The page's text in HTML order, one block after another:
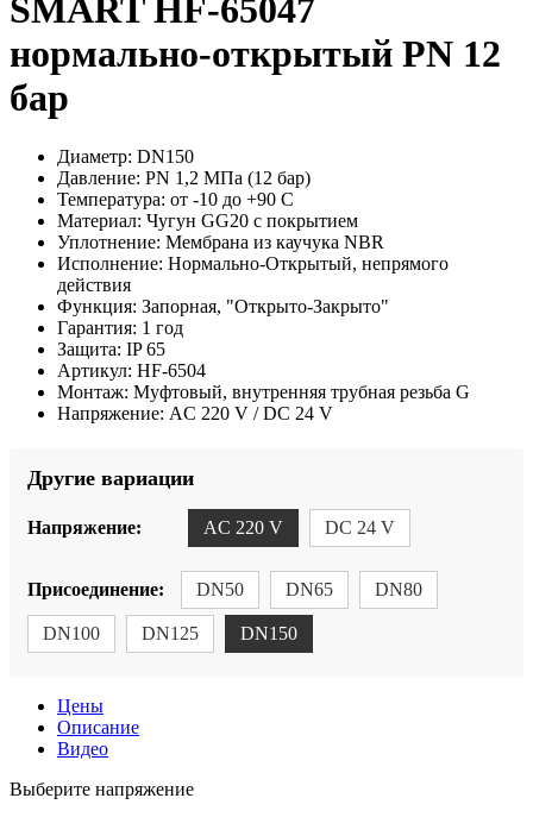
SMART HF-65047
нормально-открытый PN 12
бар
Диаметр: DN150
Давление: PN 1,2 МПа (12 бар)
Температура: от -10 до +90 С
Материал: Чугун GG20 с покрытием
Уплотнение: Мембрана из каучука NBR
Исполнение: Нормально-Открытый, непрямого
действия
Функция: Запорная, "Открыто-Закрыто"
Гарантия: 1 год
Защита: IP 65
Артикул: HF-6504
Монтаж: Муфтовый, внутренняя трубная резьба G
Напряжение: AC 220 V / DC 24 V
Другие вариации
Напряжение: AC 220 V DC 24 V
Присоединение: DN50 DN65 DN80
DN100 DN125 DN150
Цены
Описание
Видео
Выберите напряжение